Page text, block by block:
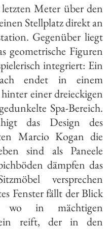
Meter über den
Stellplatz direkt an
Gegenüber liegt
geometrische Figuren
integriert: Ein
endet in einem
einer dreieckigen
Spa-Bereich.
das Design des
Marcio Kogan die
sind als Paneele
dämpfen das
versprechen
Fenster fällt der Blick
in mächtigen
reift, der in den